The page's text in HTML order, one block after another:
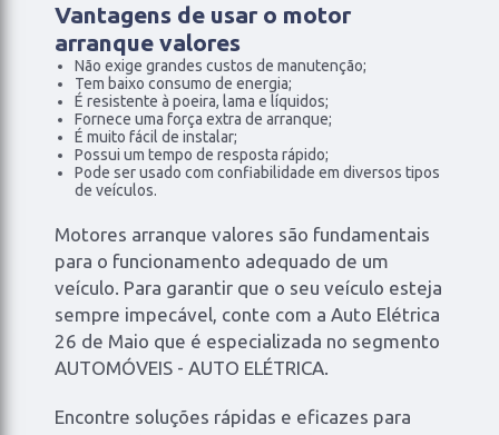
Vantagens de usar o motor
arranque valores
Não exige grandes custos de manutenção;
Tem baixo consumo de energia;
É resistente à poeira, lama e líquidos;
Fornece uma força extra de arranque;
É muito fácil de instalar;
Possui um tempo de resposta rápido;
Pode ser usado com confiabilidade em diversos tipos
de veículos.
Motores arranque valores são fundamentais
para o funcionamento adequado de um
veículo. Para garantir que o seu veículo esteja
sempre impecável, conte com a Auto Elétrica
26 de Maio que é especializada no segmento
AUTOMÓVEIS - AUTO ELÉTRICA.
Encontre soluções rápidas e eficazes para